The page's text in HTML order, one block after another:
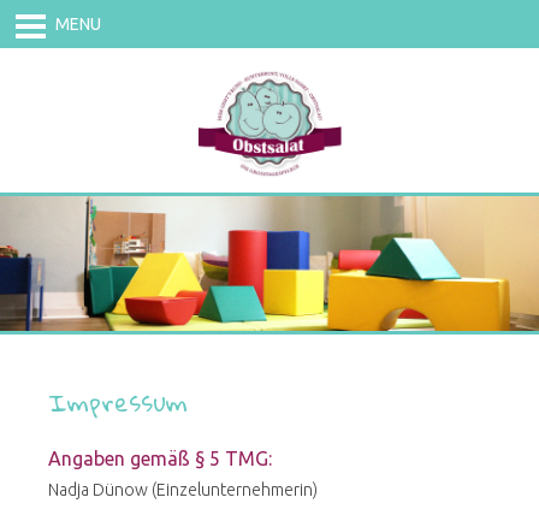
MENU
Impressum
Angaben gemäß § 5 TMG:
Nadja Dünow (Einzelunternehmerin)